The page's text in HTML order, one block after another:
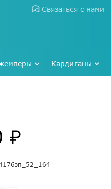
Связаться с нами
Кардиганы
₽